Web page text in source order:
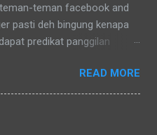
teman facebook and
pasti deh bingung kenapa
predikat panggilan
baku bunda kan artinya ibu.
ibu oleh semua
termasuk tetangga-tetangga
READ MORE